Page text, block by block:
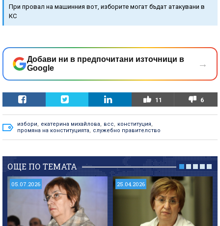
При провал на машинния вот, изборите могат бъдат атакувани в
КС
Добави ни в предпочитани източници в
Google
→
11 6
избори, екатерина михайлова, всс, конституция,
промяна на конституцията, служебно правителство
ОЩЕ ПО ТЕМАТА
05.07.2026 25.04.2026